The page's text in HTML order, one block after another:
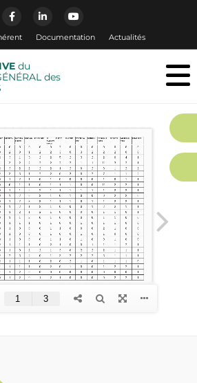
Documentation Actualités
du
des